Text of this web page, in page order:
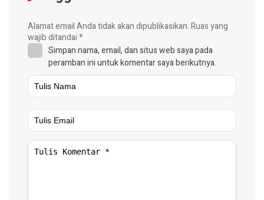
Alamat email Anda tidak akan dipublikasikan.Ruas yang
wajib ditandai*
Simpan nama, email, dan situs web saya pada
peramban ini untuk komentar saya berikutnya.